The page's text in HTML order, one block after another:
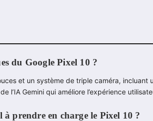
du Google Pixel 10 ?
et un système de triple caméra, incluant
l’IA Gemini qui améliore l’expérience
prendre en charge le Pixel 10 ?